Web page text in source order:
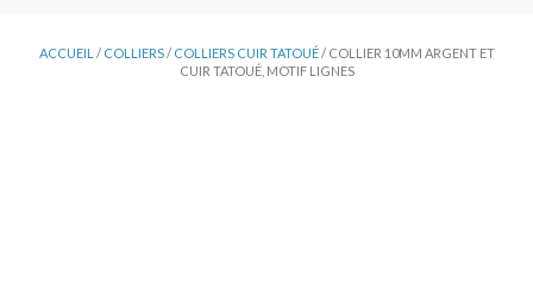
ACCUEIL / COLLIERS/ COLLIERS CUIR TATOUÉ/ COLLIER 10MM ARGENT ET
CUIR TATOUÉ, MOTIF LIGNES